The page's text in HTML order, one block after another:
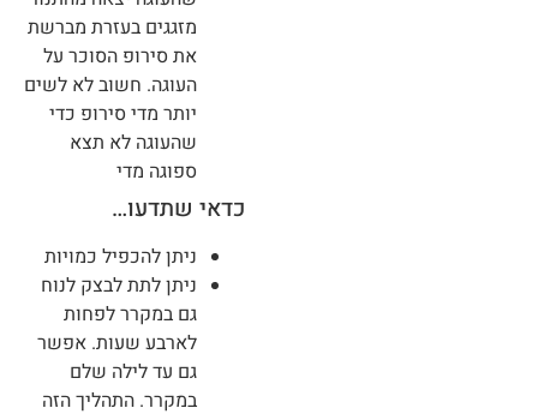
מזגגים בעזרת מברשת
את סירופ הסוכר על
העוגה. חשוב לא לשים
יותר מדי סירופ כדי
שהעוגה לא תצא
ספוגה מדי
כדאי שתדעו…
ניתן להכפיל כמויות
ניתן לתת לבצק לנוח
גם במקרר לפחות
לארבע שעות. אפשר
גם עד לילה שלם
במקרר. התהליך הזה